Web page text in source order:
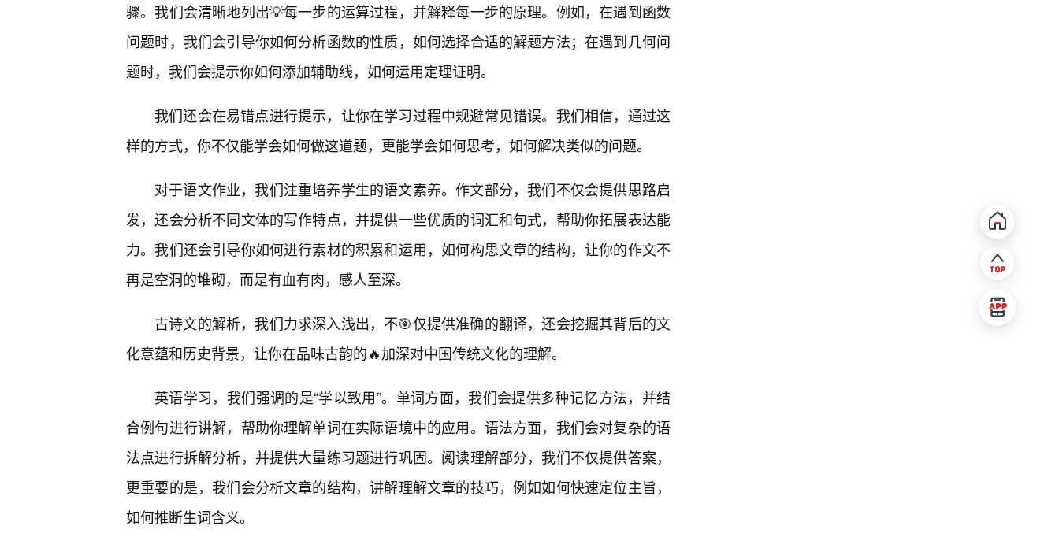
骤。我们会清晰地列出💡每一步的运算过程，并解释每一步的原理。例如，在遇到函数
问题时，我们会引导你如何分析函数的性质，如何选择合适的解题方法；在遇到几何问
题时，我们会提示你如何添加辅助线，如何运用定理证明。
我们还会在易错点进行提示，让你在学习过程中规避常见错误。我们相信，通过这
样的方式，你不仅能学会如何做这道题，更能学会如何思考，如何解决类似的问题。
对于语文作业，我们注重培养学生的语文素养。作文部分，我们不仅会提供思路启
发，还会分析不同文体的写作特点，并提供一些优质的词汇和句式，帮助你拓展表达能
力。我们还会引导你如何进行素材的积累和运用，如何构思文章的结构，让你的作文不
再是空洞的堆砌，而是有血有肉，感人至深。
古诗文的解析，我们力求深入浅出，不🎯仅提供准确的翻译，还会挖掘其背后的文
化意蕴和历史背景，让你在品味古韵的🔥加深对中国传统文化的理解。
英语学习，我们强调的是“学以致用”。单词方面，我们会提供多种记忆方法，并结
合例句进行讲解，帮助你理解单词在实际语境中的应用。语法方面，我们会对复杂的语
法点进行拆解分析，并提供大量练习题进行巩固。阅读理解部分，我们不仅提供答案，
更重要的是，我们会分析文章的结构，讲解理解文章的技巧，例如如何快速定位主旨，
如何推断生词含义。